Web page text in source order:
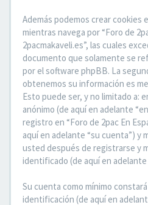
Además podemos crear cookies
mientras navega por “Foro de
2pacmakaveli.es”, las cuales
documento que solamente se
por el software phpBB. La
obtenemos su información es
Esto puede ser, y no limitado a:
anónimo (de aquí en adelante
registro en “Foro de 2pac En
aquí en adelante “su cuenta”) y
usted después de registrarse y
identificado (de aquí en adelante
Su cuenta como mínimo
identificación (de aquí en